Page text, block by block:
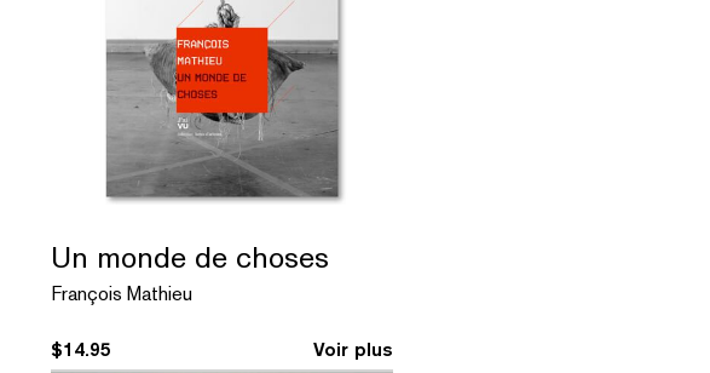
Un monde de choses
François Mathieu
$14.95 Voir plus